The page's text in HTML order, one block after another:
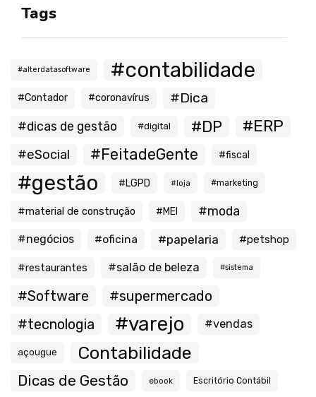
Tags
#alterdatasoftware #contabilidade
#Contador #coronavírus #Dica
#dicas de gestão #digital #DP #ERP
#eSocial #FeitadeGente #fiscal
#gestão #LGPD #loja #marketing
#material de construção #MEI #moda
#negócios #oficina #papelaria #petshop
#restaurantes #salão de beleza #sistema
#Software
#supermercado
#tecnologia
#varejo #vendas
açougue Contabilidade
Dicas de Gestão ebook Escritório Contábil